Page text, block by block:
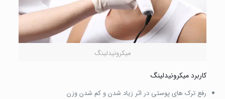
میکرونیدلینگ
کاربرد میکرونیدلینگ
رفع ترک های پوستی در اثر زیاد شدن و کم شدن وزن